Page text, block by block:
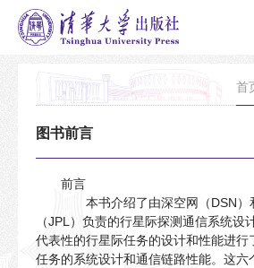
首
图书前言
前言
本书介绍了由深空网（DSN）
（JPL）负责的行星际探测通信系统设
代表性的行星际任务的设计和性能进行
任务的系统设计和通信链路性能。这六